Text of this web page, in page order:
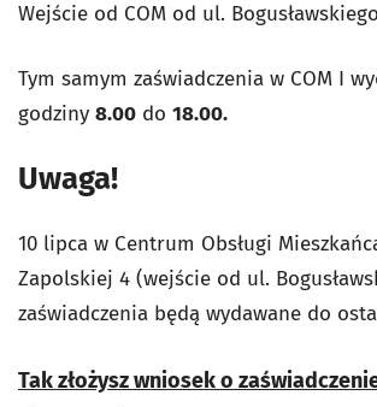
Wejście od COM od ul.
Tym samym zaświadczenia w COM I
godziny 8.00 do 18.00.
Uwaga!
10 lipca w Centrum Obsługi
Zapolskiej 4 (wejście od ul.
zaświadczenia będą wydawane do
Tak złożysz wniosek o